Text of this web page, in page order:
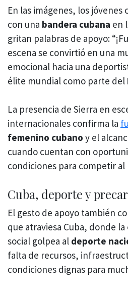
En las imágenes, los
con una bandera cubana en
gritan palabras de apoyo:
escena se convirtió en una
emocional hacia una
élite mundial como parte del
La presencia de Sierra en
internacionales confirma la
femenino cubano y el
cuando cuentan con
condiciones para competir al
Cuba, deporte y
El gesto de apoyo también
que atraviesa Cuba, donde
social golpea al deporte
falta de recursos,
condiciones dignas para